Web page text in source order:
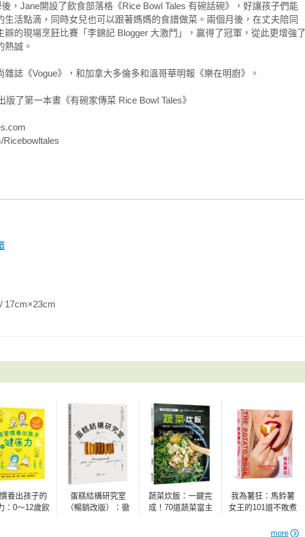
奶油瓜
丁
，Jane開設了飲食部落格《Rice Bowl Tales 有碗話碗》，好讓孩子們能
生活點滴，同時女兒也可以跟著媽媽的食譜做菜。兩個月後，在丈夫陪同
的現場烹飪比賽「李錦記 Blogger 大激鬥」，贏得了冠軍，從此更增強了
熱誠。
誌《Vogue》，和加拿大多倫多和溫哥華明報《樂在明廚》。
版了第一本書《有碗家傳菜 Rice Bowl Tales》
Ricebowltales
頁 / 17cm×23cm
養出孩子的
：0～12歲飲
蛋糕結構研究室
（暢銷改版）：徹
蔬菜炊飯：一鍵完
成！70道蔬菜當主
我為薯狂：馬鈴薯
女王的101道不敗煮
more